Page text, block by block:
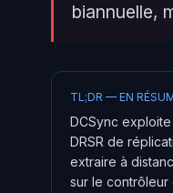
biannuelle,
TL;DR — EN
DCSync
DRSR de
extraire à
sur le contrôleur